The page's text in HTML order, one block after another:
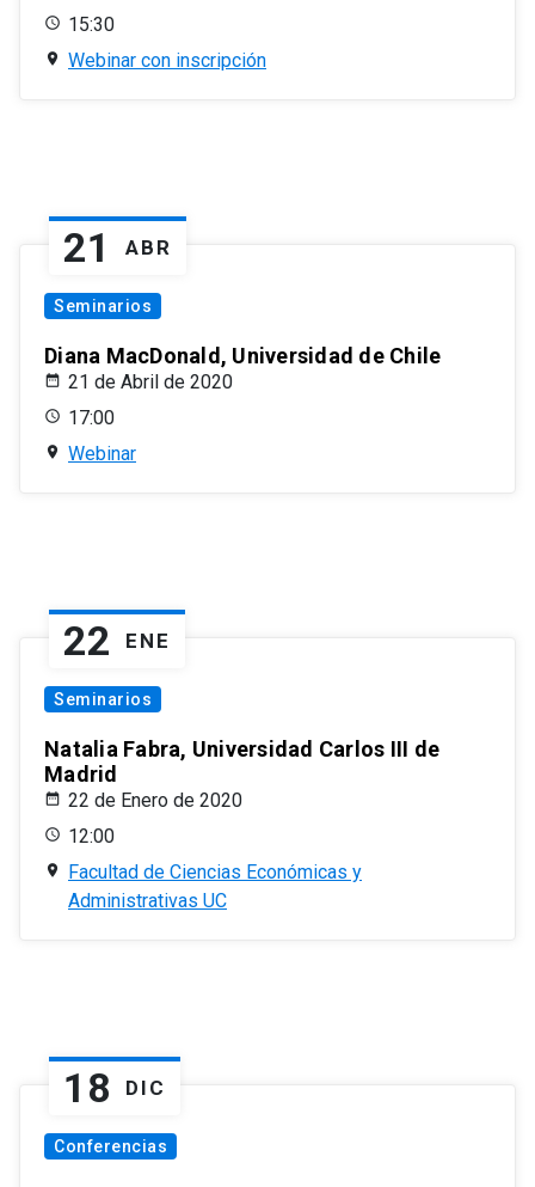
15:30
Webinar con inscripción
21 ABR
Seminarios
Diana MacDonald, Universidad de Chile
21 de Abril de 2020
17:00
Webinar
22 ENE
Seminarios
Natalia Fabra, Universidad Carlos III de
Madrid
22 de Enero de 2020
12:00
Facultad de Ciencias Económicas y
Administrativas UC
18 DIC
Conferencias